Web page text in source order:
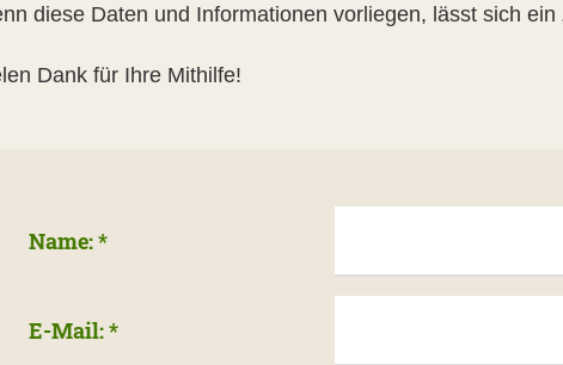
diese Daten und Informationen vorliegen, lässt sich ein
Dank für Ihre Mithilfe!
Name:*
E-Mail:*